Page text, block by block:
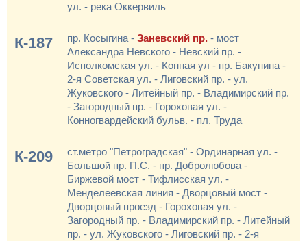
ул. - река Оккервиль
К-187 пр. Косыгина - Заневский пр. - мост
Александра Невского - Невский пр. -
Исполкомская ул. - Конная ул - пр. Бакунина -
2-я Советская ул. - Лиговский пр. - ул.
Жуковского - Литейный пр. - Владимирский пр.
- Загородный пр. - Гороховая ул. -
Конногвардейский бульв. - пл. Труда
К-209
ст.метро "Петроградская" - Ординарная ул. -
Большой пр. П.С. - пр. Добролюбова -
Биржевой мост - Тифлисская ул. -
Менделеевская линия - Дворцовый мост -
Дворцовый проезд - Гороховая ул. -
Загородный пр. - Владимирский пр. - Литейный
пр. - ул. Жуковского - Лиговский пр. - 2-я